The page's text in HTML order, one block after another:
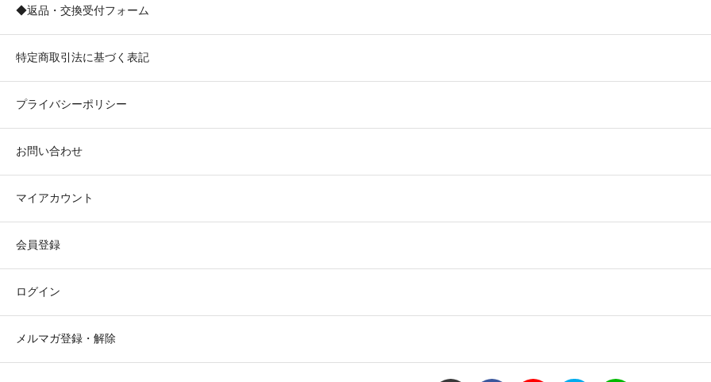
◆返品・交換受付フォーム
特定商取引法に基づく表記
プライバシーポリシー
お問い合わせ
マイアカウント
会員登録
ログイン
メルマガ登録・解除